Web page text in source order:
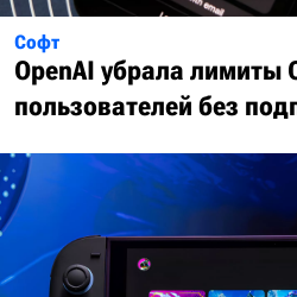
Софт
OpenAI убрала лимиты
пользователей без